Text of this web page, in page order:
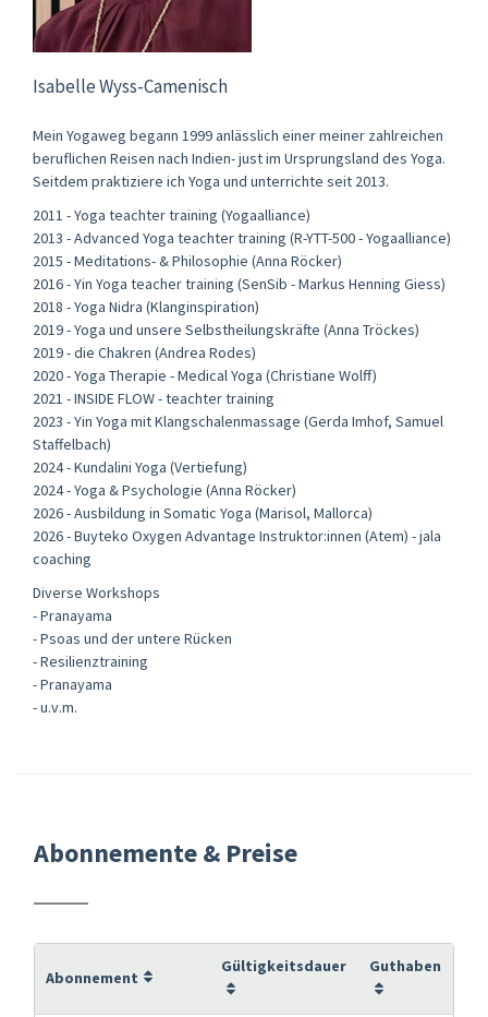
Isabelle Wyss-Camenisch
Mein Yogaweg begann 1999 anlässlich einer meiner zahlreichen
beruflichen Reisen nach Indien- just im Ursprungsland des Yoga.
Seitdem praktiziere ich Yoga und unterrichte seit 2013.
2011 - Yoga teachter training (Yogaalliance)
2013 - Advanced Yoga teachter training (R-YTT-500 - Yogaalliance)
2015 - Meditations- & Philosophie (Anna Röcker)
2016 - Yin Yoga teacher training (SenSib - Markus Henning Giess)
2018 - Yoga Nidra (Klanginspiration)
2019 - Yoga und unsere Selbstheilungskräfte (Anna Tröckes)
2019 - die Chakren (Andrea Rodes)
2020 - Yoga Therapie - Medical Yoga (Christiane Wolff)
2021 - INSIDE FLOW - teachter training
2023 - Yin Yoga mit Klangschalenmassage (Gerda Imhof, Samuel
Staffelbach)
2024 - Kundalini Yoga (Vertiefung)
2024 - Yoga & Psychologie (Anna Röcker)
2026 - Ausbildung in Somatic Yoga (Marisol, Mallorca)
2026 - Buyteko Oxygen Advantage Instruktor:innen (Atem) - jala
coaching
Diverse Workshops
- Pranayama
- Psoas und der untere Rücken
- Resilienztraining
- Pranayama
- u.v.m.
Abonnemente & Preise
Abonnement
Gültigkeitsdauer Guthaben